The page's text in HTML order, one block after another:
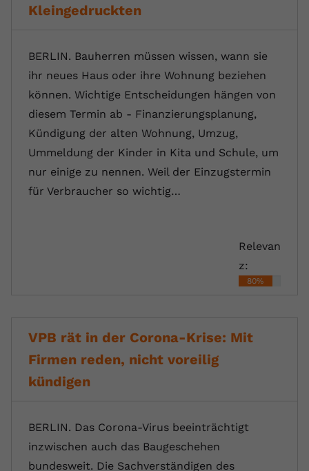
Kleingedruckten
BERLIN. Bauherren müssen wissen, wann sie
ihr neues Haus oder ihre Wohnung beziehen
können. Wichtige Entscheidungen hängen von
diesem Termin ab - Finanzierungsplanung,
Kündigung der alten Wohnung, Umzug,
Ummeldung der Kinder in Kita und Schule, um
nur einige zu nennen. Weil der Einzugstermin
für Verbraucher so wichtig…
Relevan
z:
80%
VPB rät in der Corona-Krise: Mit
Firmen reden, nicht voreilig
kündigen
BERLIN. Das Corona-Virus beeinträchtigt
inzwischen auch das Baugeschehen
bundesweit. Die Sachverständigen des